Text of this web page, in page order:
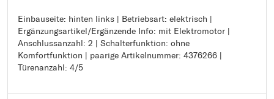
Einbauseite: hinten links | Betriebsart: elektrisch |
Ergänzungsartikel/Ergänzende Info: mit Elektromotor |
Anschlussanzahl: 2 | Schalterfunktion: ohne
Komfortfunktion | paarige Artikelnummer: 4376266 |
Türenanzahl: 4/5
Einbauseite: hinten links
Betriebsart: elektrisch
Ergänzungsartikel/Ergänzende Info: mit Elektromotor
Anschlussanzahl: 2
Schalterfunktion: ohne Komfortfunktion
Türenanzahl: 4/5